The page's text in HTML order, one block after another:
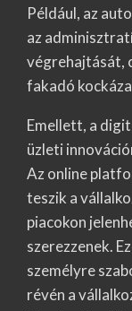
Például, az
az
végrehajtását,
fakadó
Emellett, a
üzleti
Az online
teszik a
piacokon
szerezzenek.
személyre
révén a